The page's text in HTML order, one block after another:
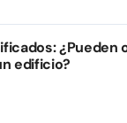
¿Pueden
edificio?